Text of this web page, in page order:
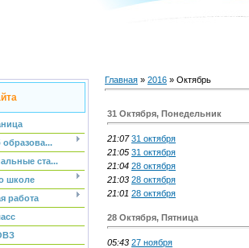
ста...
школе
работа
Главная » 2016 » Октябрь
31 Октября, Понедельник
21:07 31 октября
21:05 31 октября
21:04 28 октября
21:03 28 октября
21:01 28 октября
28 Октября, Пятница
05:43 27 ноября